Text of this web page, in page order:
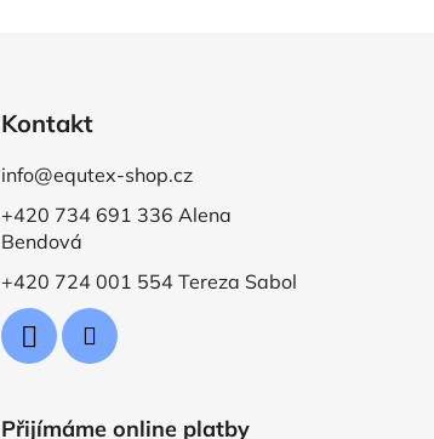
Kontakt
info@equtex-shop.cz
+420 734 691 336 Alena
Bendová
+420 724 001 554 Tereza Sabol
Přijímáme online platby